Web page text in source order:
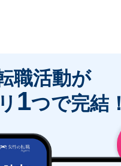
職活動が
1つで完結！